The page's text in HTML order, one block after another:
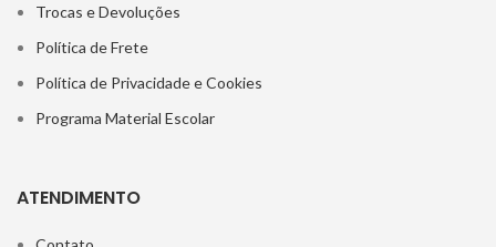
Trocas e Devoluções
Política de Frete
Política de Privacidade e Cookies
Programa Material Escolar
ATENDIMENTO